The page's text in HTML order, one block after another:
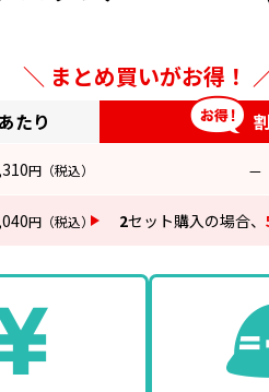
まとめ買いがお得！
たり
円 （税込） —
円 （税込） 2セット購入の場合、